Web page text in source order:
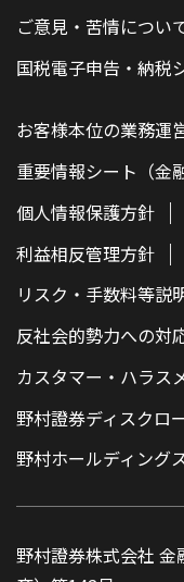
ご意見・苦情につい
国税電子申告・納税
お客様本位の業務運
重要情報シート（金
個人情報保護方針
利益相反管理方針
リスク・手数料等説
反社会的勢力への対
カスタマー・ハラス
野村證券ディスクロ
野村ホールディング
野村證券株式会社